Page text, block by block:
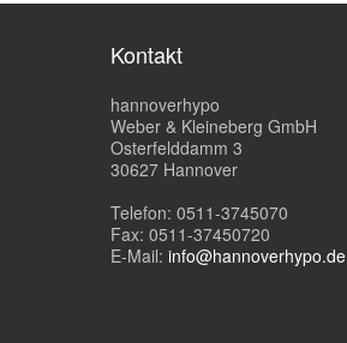
Kontakt
hannoverhypo
Weber & Kleineberg GmbH
Osterfelddamm 3
30627 Hannover
Telefon: 0511-3745070
Fax: 0511-37450720
E-Mail:info@hannoverhypo.de